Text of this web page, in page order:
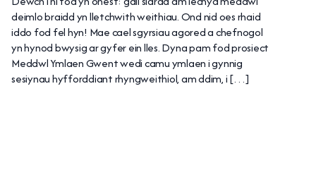
deimlo braidd yn lletchwith weithiau. Ond nid oes rhaid
iddo fod fel hyn! Mae cael sgyrsiau agored a chefnogol
yn hynod bwysig ar gyfer ein lles. Dyna pam fod prosiect
Meddwl Ymlaen Gwent wedi camu ymlaen i gynnig
sesiynau hyfforddiant rhyngweithiol, am ddim, i […]